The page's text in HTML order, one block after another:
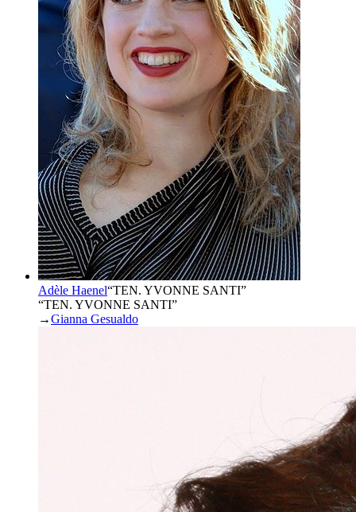
Adèle Haenel“TEN. YVONNE SANTI”
“TEN. YVONNE SANTI”
→Gianna Gesualdo